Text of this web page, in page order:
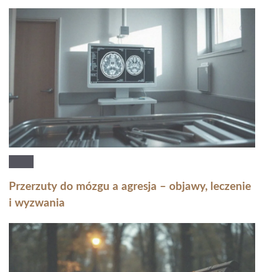
Przerzuty do mózgu a agresja – objawy, leczenie
i wyzwania